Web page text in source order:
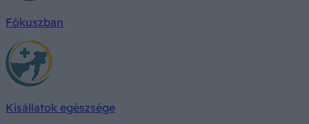
Fókuszban
Kisállatok egészsége